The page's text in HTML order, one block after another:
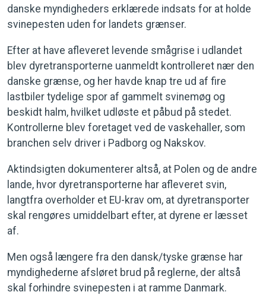
danske myndigheders erklærede indsats for at holde
svinepesten uden for landets grænser.
Efter at have afleveret levende smågrise i udlandet
blev dyretransporterne uanmeldt kontrolleret nær den
danske grænse, og her havde knap tre ud af fire
lastbiler tydelige spor af gammelt svinemøg og
beskidt halm, hvilket udløste et påbud på stedet.
Kontrollerne blev foretaget ved de vaskehaller, som
branchen selv driver i Padborg og Nakskov.
Aktindsigten dokumenterer altså, at Polen og de andre
lande, hvor dyretransporterne har afleveret svin,
langtfra overholder et EU-krav om, at dyretransporter
skal rengøres umiddelbart efter, at dyrene er læsset
af.
Men også længere fra den dansk/tyske grænse har
myndighederne afsløret brud på reglerne, der altså
skal forhindre svinepesten i at ramme Danmark.